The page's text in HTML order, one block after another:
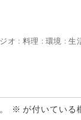
オ : 料理 : 環境 :生
※ が付いている